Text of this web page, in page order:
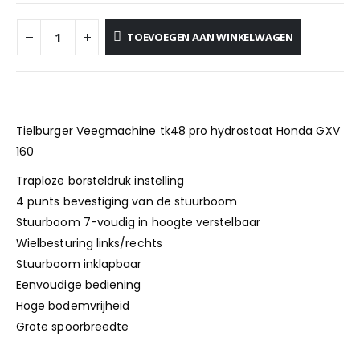
TOEVOEGEN AAN WINKELWAGEN
Tielburger Veegmachine tk48 pro hydrostaat Honda GXV
160
Traploze borsteldruk instelling
4 punts bevestiging van de stuurboom
Stuurboom 7-voudig in hoogte verstelbaar
Wielbesturing links/rechts
Stuurboom inklapbaar
Eenvoudige bediening
Hoge bodemvrijheid
Grote spoorbreedte